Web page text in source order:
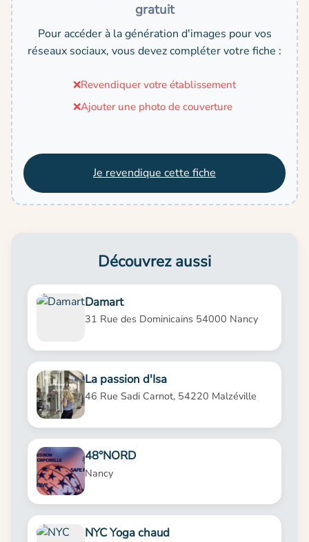
gratuit
Pour accéder à la génération d'images pour vos
réseaux sociaux, vous devez compléter votre fiche :
❌Revendiquer votre établissement
❌Ajouter une photo de couverture
Je revendique cette fiche
Découvrez aussi
Damart
31 Rue des Dominicains 54000 Nancy
La passion d'Isa
46 Rue Sadi Carnot, 54220 Malzéville
48°NORD
Nancy
NYC Yoga chaud